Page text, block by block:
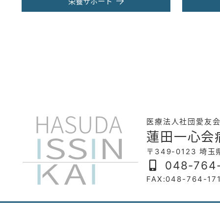
医療法人社団愛友
蓮田一心会
〒349-0123 埼玉
048-
FAX:048-764-